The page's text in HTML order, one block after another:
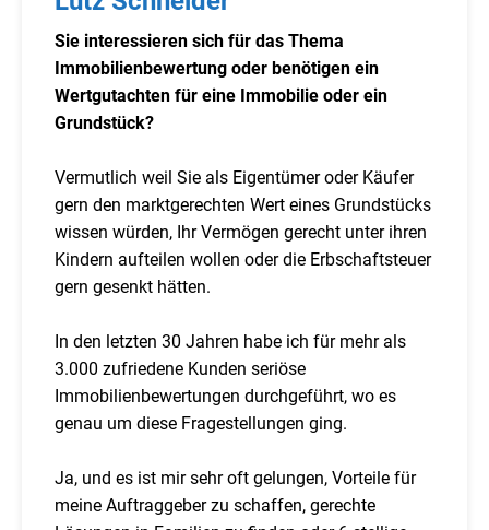
Sie interessieren sich für das Thema
Immobilienbewertung oder benötigen ein
Wertgutachten für eine Immobilie oder ein
Grundstück?
Vermutlich weil Sie als Eigentümer oder Käufer
gern den marktgerechten Wert eines Grundstücks
wissen würden, Ihr Vermögen gerecht unter ihren
Kindern aufteilen wollen oder die Erbschaftsteuer
gern gesenkt hätten.
In den letzten 30 Jahren habe ich für mehr als
3.000 zufriedene Kunden seriöse
Immobilienbewertungen durchgeführt, wo es
genau um diese Fragestellungen ging.
Ja, und es ist mir sehr oft gelungen, Vorteile für
meine Auftraggeber zu schaffen, gerechte